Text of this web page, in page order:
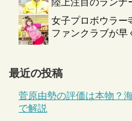
女子プロボウラー
ファンクラブが早
最近の投稿
菅原由勢の評価は本物？
で解説